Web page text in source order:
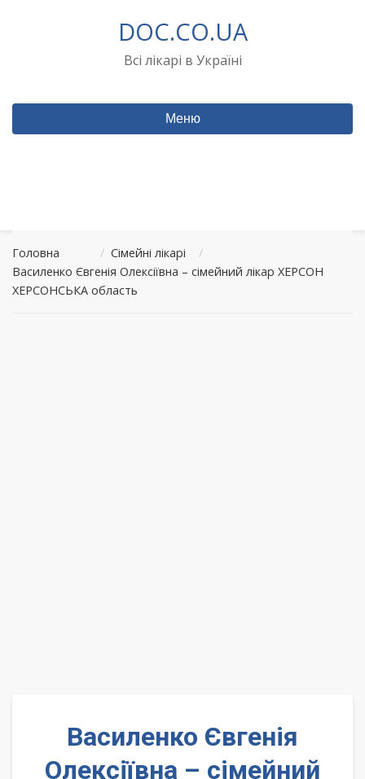
DOC.CO.UA
Всі лікарі в Україні
Меню
Головна / Сімейні лікарі
/
Василенко Євгенія Олексіївна – сімейний лікар ХЕРСОН
ХЕРСОНСЬКА область
Василенко Євгенія
Олексіївна – сімейний